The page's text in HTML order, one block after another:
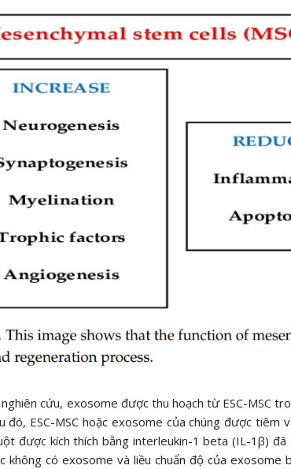
cứu, exosome được thu hoạch từ ESC-MSC
đó, ESC-MSC hoặc exosome của chúng được
được kích thích bằng interleukin-1 beta (IL-1β)
không có exosome và liều chuẩn độ của